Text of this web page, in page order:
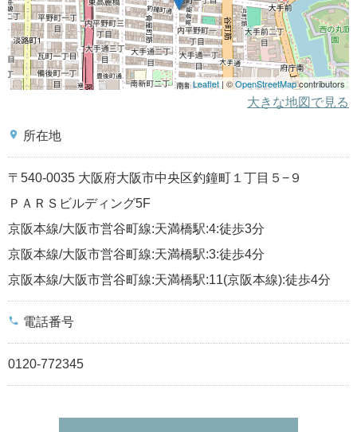
Leaflet| ©OpenStreetMapcontributors
大きな地図で見る
place 所在地
〒540-0035 大阪府大阪市中央区釣鐘町１丁目５−９
ＰＡＲＳビルディング5F
京阪本線/大阪市営谷町線:天満橋駅:4:徒歩3分
京阪本線/大阪市営谷町線:天満橋駅:3:徒歩4分
京阪本線/大阪市営谷町線:天満橋駅:11(京阪本線):徒歩4分
phone 電話番号
0120-772345